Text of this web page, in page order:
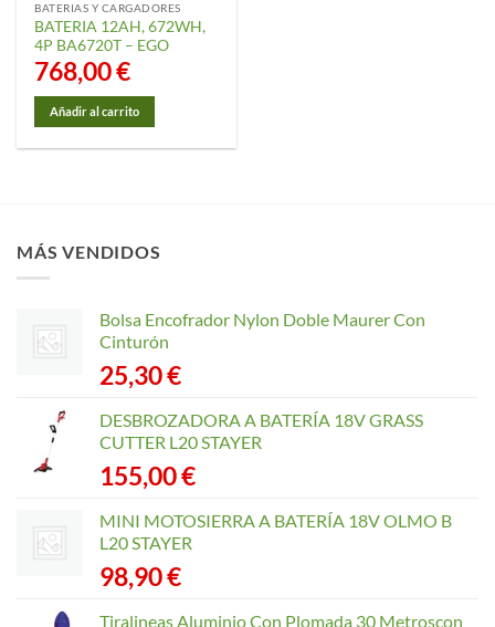
BATERIAS Y CARGADORES
BATERIA 12AH, 672WH,
4P BA6720T – EGO
768,00€
Añadir al carrito
MÁS VENDIDOS
Bolsa Encofrador Nylon Doble Maurer Con
Cinturón
25,30€
DESBROZADORA A BATERÍA 18V GRASS
CUTTER L20 STAYER
155,00€
MINI MOTOSIERRA A BATERÍA 18V OLMO B
L20 STAYER
98,90€
Tiralineas Aluminio Con Plomada 30 Metroscon